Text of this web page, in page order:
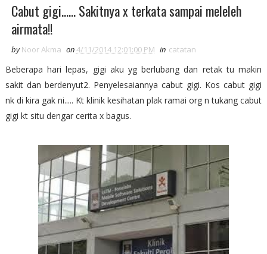
Cabut gigi...... Sakitnya x terkata sampai meleleh
airmata!!
by Noor Akma on4/11/2014 12:01:00 PM in catatan
Beberapa hari lepas, gigi aku yg berlubang dan retak tu makin
sakit dan berdenyut2. Penyelesaiannya cabut gigi. Kos cabut gigi
nk di kira gak ni..... Kt klinik kesihatan plak ramai org n tukang cabut
gigi kt situ dengar cerita x bagus.